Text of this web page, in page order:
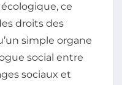
ce
droits des
simple organe
social entre
sociaux et